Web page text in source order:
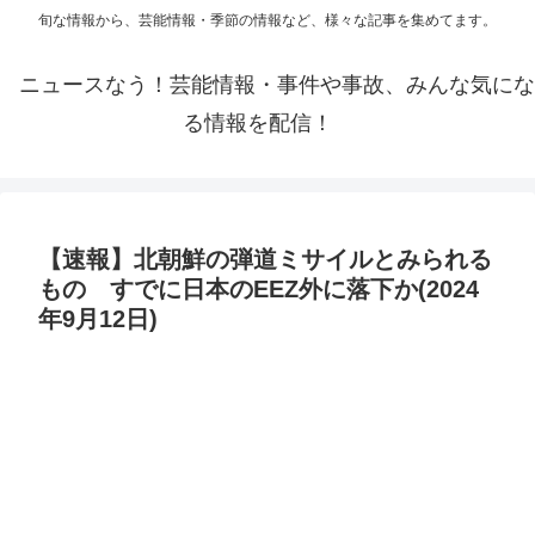
旬な情報から、芸能情報・季節の情報など、様々な記事を集めてます。
ニュースなう！芸能情報・事件や事故、みんな気にな
る情報を配信！
【速報】北朝鮮の弾道ミサイルとみられる
もの すでに日本のEEZ外に落下か(2024
年9月12日)